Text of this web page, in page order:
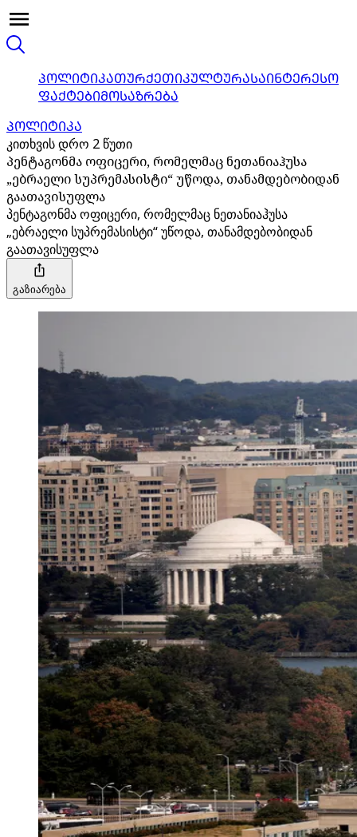
ᲞᲝᲚᲘᲢᲘᲙᲐᲗᲣᲠᲥᲔᲗᲘᲙᲣᲚᲢᲣᲠᲐᲡᲐᲘᲜᲢᲔᲠᲔᲡᲝ
ᲤᲐᲥᲢᲔᲑᲘᲛᲝᲡᲐᲖᲠᲔᲑᲐ
ᲞᲝᲚᲘᲢᲘᲙᲐ
კითხვის დრო 2 წუთი
პენტაგონმა ოფიცერი, რომელმაც ნეთანიაჰუსა
„ებრაელი სუპრემასისტი“ უწოდა, თანამდებობიდან
გაათავისუფლა
პენტაგონმა ოფიცერი, რომელმაც ნეთანიაჰუსა
„ებრაელი სუპრემასისტი“ უწოდა, თანამდებობიდან
გაათავისუფლა
გაზიარება